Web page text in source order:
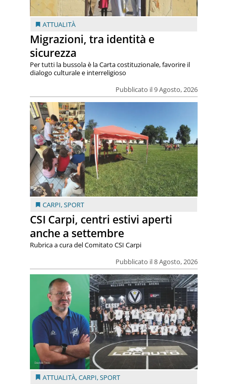
ATTUALITÀ
Migrazioni, tra identità e
sicurezza
Pubblicato il 9 Agosto, 2026
Per tutti la bussola è la Carta costituzionale, favorire il
dialogo culturale e interreligioso
CARPI,SPORT
CSI Carpi, centri estivi aperti
anche a settembre
Pubblicato il 8 Agosto, 2026
Rubrica a cura del Comitato CSI Carpi
ATTUALITÀ,CARPI,SPORT